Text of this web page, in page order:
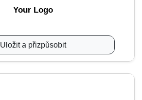
Your Logo
Uložit a přizpůsobit